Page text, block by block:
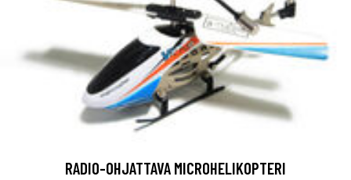
RADIO-OHJATTAVA MICROHELIKOPTERI